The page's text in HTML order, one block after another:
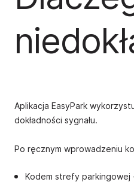
Aplikacja EasyPark
dokładności sygnału.
Po ręcznym wprowadzeniu
Kodem strefy